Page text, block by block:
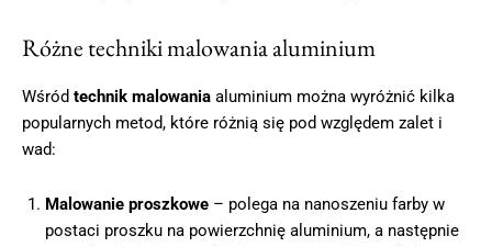
Różne techniki malowania aluminium
Wśród technik malowania aluminium można wyróżnić kilka
popularnych metod, które różnią się pod względem zalet i
wad:
Malowanie proszkowe – polega na nanoszeniu farby w
postaci proszku na powierzchnię aluminium, a następnie